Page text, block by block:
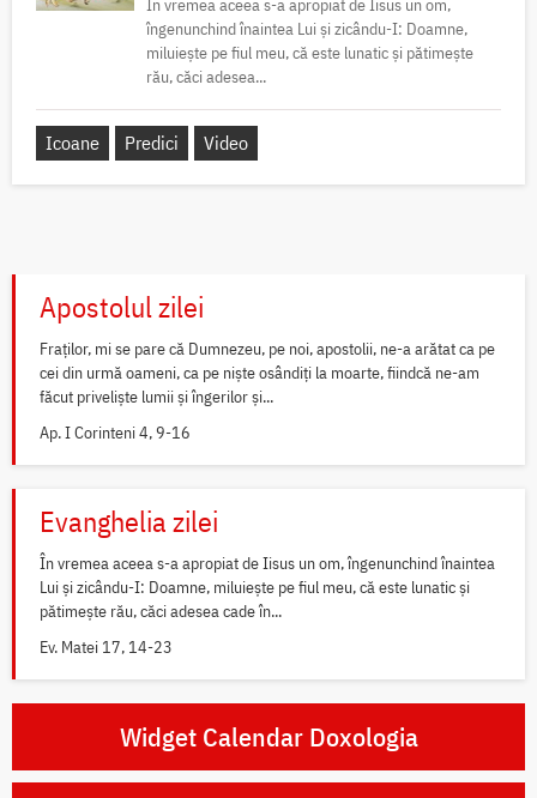
În vremea aceea s-a apropiat de Iisus un om,
îngenunchind înaintea Lui și zicându-I: Doamne,
miluiește pe fiul meu, că este lunatic și pătimește
rău, căci adesea...
Icoane Predici Video
Apostolul zilei
Fraților, mi se pare că Dumnezeu, pe noi, apostolii, ne-a arătat ca pe
cei din urmă oameni, ca pe niște osândiți la moarte, fiindcă ne-am
făcut priveliște lumii și îngerilor și...
Ap. I Corinteni 4, 9-16
Evanghelia zilei
În vremea aceea s-a apropiat de Iisus un om, îngenunchind înaintea
Lui și zicându-I: Doamne, miluiește pe fiul meu, că este lunatic și
pătimește rău, căci adesea cade în...
Ev. Matei 17, 14-23
Widget Calendar Doxologia